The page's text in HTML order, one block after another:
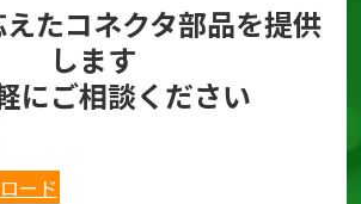
たコネクタ部品を提供
します
にご相談ください
ード